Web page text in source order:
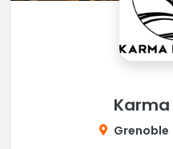
Grenoble